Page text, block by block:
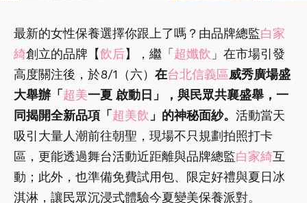
最新的女性保養選擇你跟上了嗎？由品牌總監白家
綺創立的品牌【飲后】，繼「超孅飲 」在市場引發
高度關注後，於8/1（六） 在台北信義區威秀廣場盛
大舉辦「超美一夏 啟動日」，與民眾共襄盛舉，一
同揭開全新品項「超美飲 」的神秘面紗。 活動當天
吸引大量人潮前往朝聖，現場不只規劃拍照打卡
區，更能透過舞台活動近距離與品牌總監白家綺互
動；此外，也準備免費試用包、限定好禮與夏日冰
淇淋，讓民眾沉浸式體驗今夏變美保養派對。